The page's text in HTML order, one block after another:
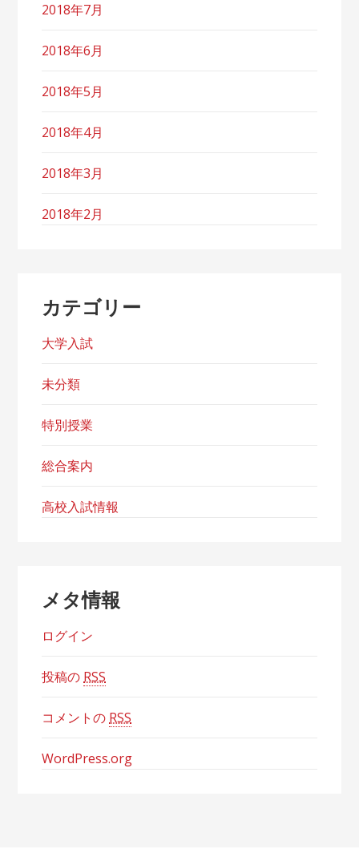
2018年7月
2018年6月
2018年5月
2018年4月
2018年3月
2018年2月
カテゴリー
大学入試
未分類
特別授業
総合案内
高校入試情報
メタ情報
ログイン
投稿の RSS
コメントの RSS
WordPress.org